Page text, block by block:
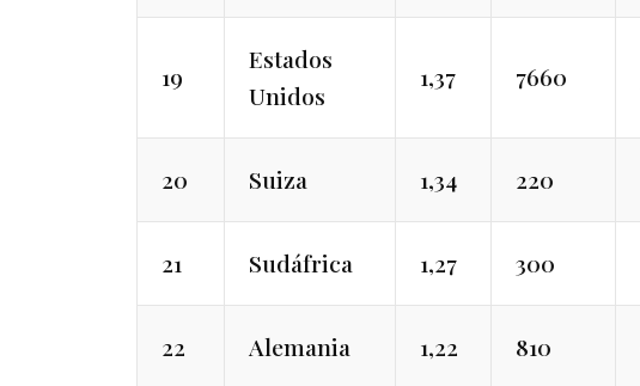
19
Estados
Unidos
1,37 7660
20 Suiza 1,34 220
21 Sudáfrica 1,27 300
22 Alemania 1,22 810